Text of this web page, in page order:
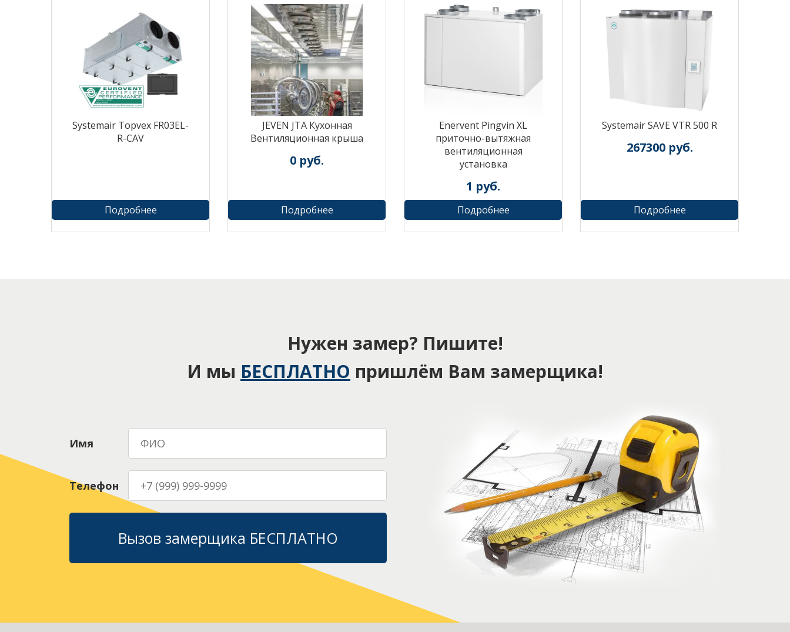
Systemair Topvex FR03EL-
R-CAV
Подробнее
JEVEN JTA Кухонная
Вентиляционная крыша
0 руб.
Подробнее
Enervent Pingvin XL
приточно-вытяжная
вентиляционная
установка
1 руб.
Подробнее
Systemair SAVE VTR 500 R
267300 руб.
Подробнее
Нужен замер? Пишите!
И мы БЕСПЛАТНО пришлём Вам замерщика!
Имя
Телефон
Вызов замерщика БЕСПЛАТНО